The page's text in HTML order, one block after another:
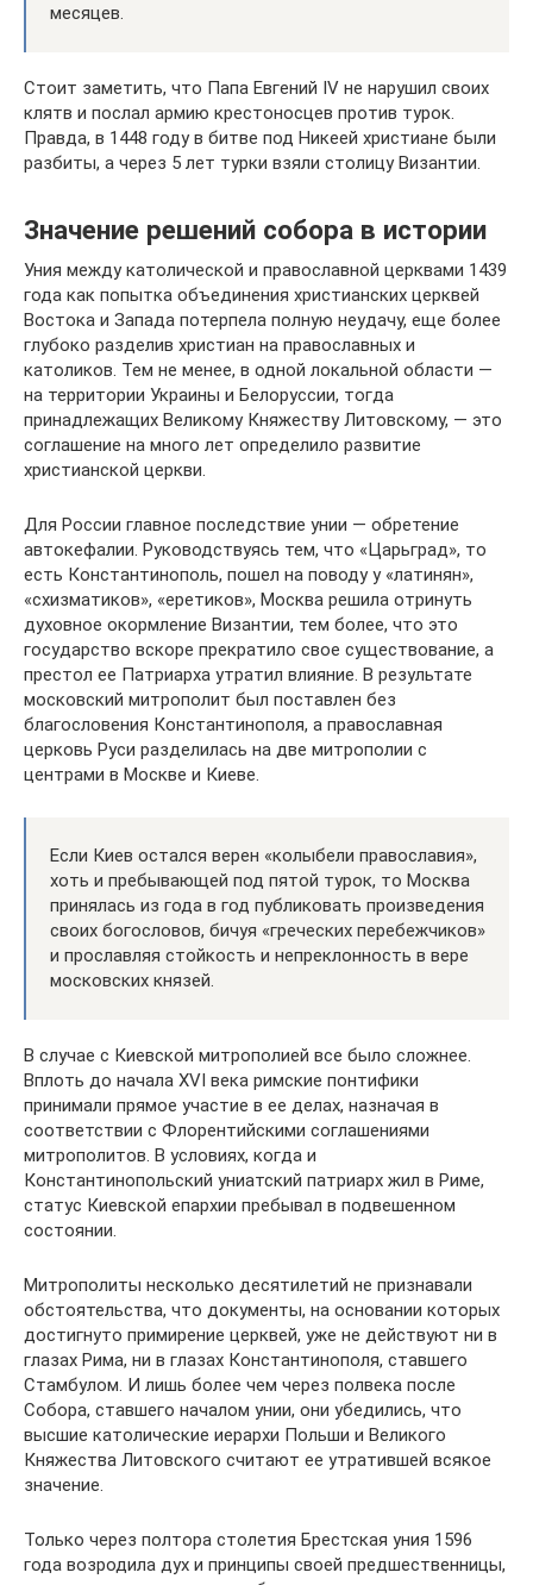
месяцев.
Стоит заметить, что Папа Евгений IV не нарушил своих
клятв и послал армию крестоносцев против турок.
Правда, в 1448 году в битве под Никеей христиане были
разбиты, а через 5 лет турки взяли столицу Византии.
Значение решений собора в истории
Уния между католической и православной церквами 1439
года как попытка объединения христианских церквей
Востока и Запада потерпела полную неудачу, еще более
глубоко разделив христиан на православных и
католиков. Тем не менее, в одной локальной области —
на территории Украины и Белоруссии, тогда
принадлежащих Великому Княжеству Литовскому, — это
соглашение на много лет определило развитие
христианской церкви.
Для России главное последствие унии — обретение
автокефалии. Руководствуясь тем, что «Царьград», то
есть Константинополь, пошел на поводу у «латинян»,
«схизматиков», «еретиков», Москва решила отринуть
духовное окормление Византии, тем более, что это
государство вскоре прекратило свое существование, а
престол ее Патриарха утратил влияние. В результате
московский митрополит был поставлен без
благословения Константинополя, а православная
церковь Руси разделилась на две митрополии с
центрами в Москве и Киеве.
Если Киев остался верен «колыбели православия»,
хоть и пребывающей под пятой турок, то Москва
принялась из года в год публиковать произведения
своих богословов, бичуя «греческих перебежчиков»
и прославляя стойкость и непреклонность в вере
московских князей.
В случае с Киевской митрополией все было сложнее.
Вплоть до начала XVI века римские понтифики
принимали прямое участие в ее делах, назначая в
соответствии с Флорентийскими соглашениями
митрополитов. В условиях, когда и
Константинопольский униатский патриарх жил в Риме,
статус Киевской епархии пребывал в подвешенном
состоянии.
Митрополиты несколько десятилетий не признавали
обстоятельства, что документы, на основании которых
достигнуто примирение церквей, уже не действуют ни в
глазах Рима, ни в глазах Константинополя, ставшего
Стамбулом. И лишь более чем через полвека после
Собора, ставшего началом унии, они убедились, что
высшие католические иерархи Польши и Великого
Княжества Литовского считают ее утратившей всякое
значение.
Только через полтора столетия Брестская уния 1596
года возродила дух и принципы своей предшественницы,